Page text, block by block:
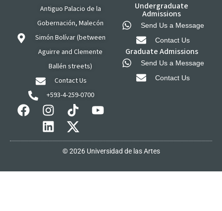
Antiguo Palacio de la
Gobernación, Malecón
Simón Bolívar (between
Aguirre and Clemente
Ballén streets)
Contact Us
+593-4-259-0700
Undergraduate
Admissions
Send Us a Message
Contact Us
Graduate Admissions
Send Us a Message
Contact Us
© 2026 Universidad de las Artes